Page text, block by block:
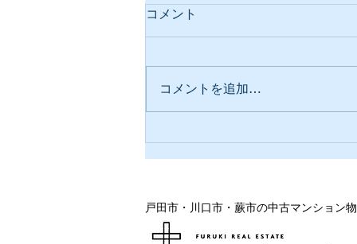
績豊富な不動産会社3社で紹
コメント
コメントを追加…
戸田市・川口市・蕨市の中古マンション